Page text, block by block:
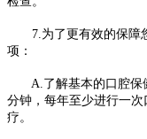
7.为了更有效的保障您
项：
A.了解基本的口腔保
分钟，每年至少进行一
疗。